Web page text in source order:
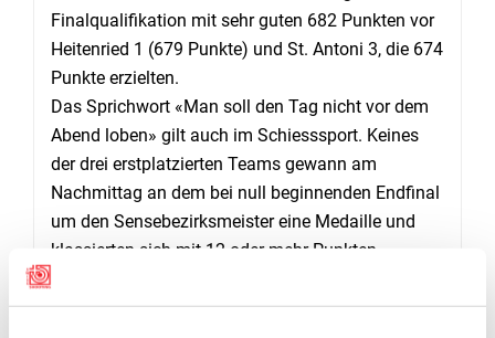
Finalqualifikation mit sehr guten 682 Punkten vor
Heitenried 1 (679 Punkte) und St. Antoni 3, die 674
Punkte erzielten.
Das Sprichwort «Man soll den Tag nicht vor dem
Abend loben» gilt auch im Schiesssport. Keines
der drei erstplatzierten Teams gewann am
Nachmittag an dem bei null beginnenden Endfinal
um den Sensebezirksmeister eine Medaille und
klassierten sich mit 12 oder mehr Punkten